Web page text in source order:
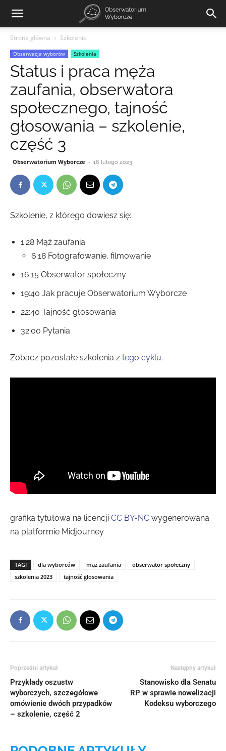
Strona główna Szkolenia
Obserwacja wyborów Szkolenia
Status i praca męża
zaufania, obserwatora
społecznego, tajność
głosowania – szkolenie,
część 3
Obserwatorium Wyborcze - 16 lutego 2023
Szkolenie, z którego dowiesz się:
1:28 Mąż zaufania
6:18 Fotografowanie, filmowanie
16:15 Obserwator społeczny
19:40 Jak pracuje Obserwatorium Wyborcze
22:40 Tajność głosowania
32:00 Pytania
Zobacz pozostałe szkolenia z tego cyklu.
grafika tytułowa na licencji CC BY-NC wygenerowana
na platformie Midjourney
TAGI dla wyborców mąż zaufania
obserwator społeczny
szkolenia 2023
tajność głosowania
Poprzedni artykuł
Przykłady oszustw
wyborczych, szczegółowe
omówienie dwóch przypadków
– szkolenie, część 2
Następny artykuł
Stanowisko dla Senatu
RP w sprawie nowelizacji
Kodeksu wyborczego